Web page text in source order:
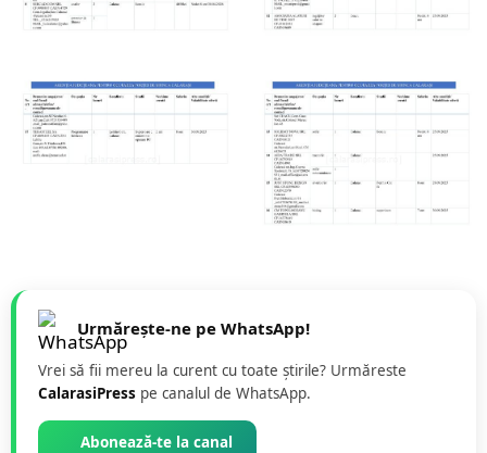
Urmărește-ne pe WhatsApp!
Vrei să fii mereu la curent cu toate știrile? Urmăreste
CalarasiPress pe canalul de WhatsApp.
Abonează-te la canal